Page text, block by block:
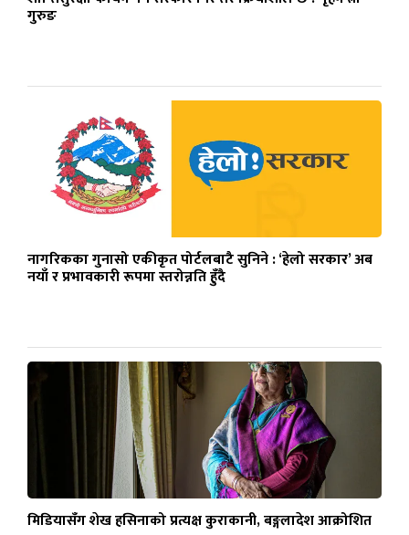
गुरुङ
नागरिकका गुनासो एकीकृत पोर्टलबाटै सुनिने : ‘हेलो सरकार’ अब
नयाँ र प्रभावकारी रूपमा स्तरोन्नति हुँदै
मिडियासँग शेख हसिनाको प्रत्यक्ष कुराकानी, बङ्गलादेश आक्रोशित